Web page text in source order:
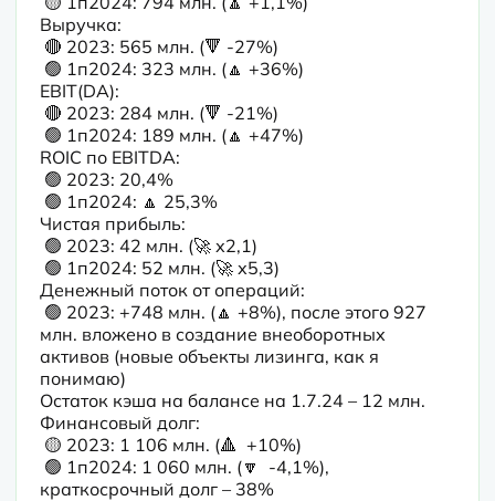
Выручка:
🔴 2023: 565 млн. (🔻 -27%)
🟢 1п2024: 323 млн. (🔼 +36%)
EBIT(DA):
🔴 2023: 284 млн. (🔻 -21%)
🟢 1п2024: 189 млн. (🔼 +47%)
ROIC по EBITDA:
🟢 2023: 20,4%
🟢 1п2024: 🔼 25,3%
Чистая прибыль:
🟢 2023: 42 млн. (🚀 х2,1)
🟢 1п2024: 52 млн. (🚀 х5,3)
Денежный поток от операций:
🟢 2023: +748 млн. (🔼 +8%), после этого 927
млн. вложено в создание внеоборотных
активов (новые объекты лизинга, как я
понимаю)
Остаток кэша на балансе на 1.7.24 – 12 млн.
Финансовый долг:
🟡 2023: 1 106 млн. (🔺  +10%)
🟢 1п2024: 1 060 млн. (🔽  -4,1%),
краткосрочный долг – 38%